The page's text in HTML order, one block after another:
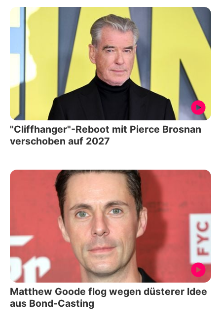
"Cliffhanger"-Reboot mit Pierce Brosnan
verschoben auf 2027
Matthew Goode flog wegen düsterer Idee
aus Bond-Casting